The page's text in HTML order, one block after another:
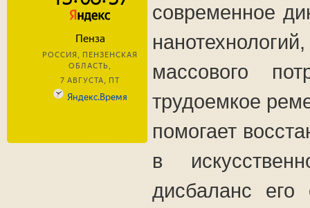
современное
массового
трудоемкое
помогает
в
дисбаланс